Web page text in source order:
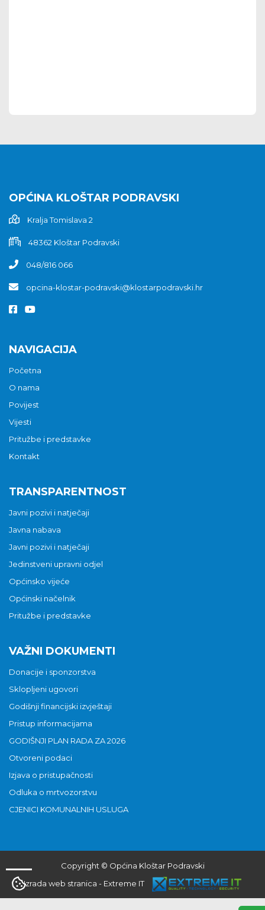
OPĆINA KLOŠTAR PODRAVSKI
Kralja Tomislava 2
48362 Kloštar Podravski
048/816 066
opcina-klostar-podravski@klostarpodravski.hr
NAVIGACIJA
Početna
O nama
Povijest
Vijesti
Pritužbe i predstavke
Kontakt
TRANSPARENTNOST
Javni pozivi i natječaji
Javna nabava
Javni pozivi i natječaji
Jedinstveni upravni odjel
Općinsko vijeće
Općinski načelnik
Pritužbe i predstavke
VAŽNI DOKUMENTI
Donacije i sponzorstva
Sklopljeni ugovori
Godišnji financijski izvještaji
Pristup informacijama
GODIŠNJI PLAN RADA ZA 2026
Otvoreni podaci
Izjava o pristupačnosti
Odluka o mrtvozorstvu
CJENICI KOMUNALNIH USLUGA
Copyright © Općina Kloštar Podravski
Izrada web stranica - Extreme IT